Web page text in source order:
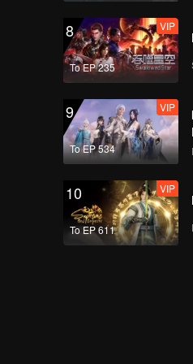
8
To EP 235
VIP
9
To EP 534
VIP
10
To EP 611
VIP